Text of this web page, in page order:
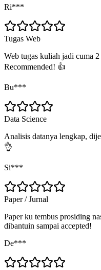
Ri***
Tugas Web
Web tugas kuliah jadi cuma
Recommended! 👍
Bu***
Data Science
Analisis datanya lengkap,
👌
Si***
Paper / Jurnal
Paper ku tembus prosiding
dibantuin sampai accepted!
De***